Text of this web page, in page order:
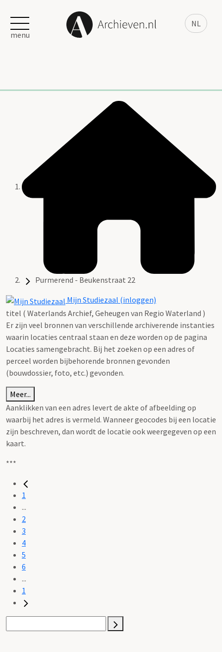
NL
menu
Purmerend - Beukenstraat 22
Mijn Studiezaal (inloggen)
titel ( Waterlands Archief, Geheugen van Regio Waterland )
Er zijn veel bronnen van verschillende archiverende instanties
waarin locaties centraal staan en deze worden op de pagina
Locaties samengebracht. Bij het zoeken op een adres of
perceel worden bijbehorende bronnen gevonden
(bouwdossier, foto, etc.) gevonden.
Meer...
Aanklikken van een adres levert de akte of afbeelding op
waarbij het adres is vermeld. Wanneer geocodes bij een locatie
zijn beschreven, dan wordt de locatie ook weergegeven op een
kaart.
***
1
...
2
3
4
5
6
...
1